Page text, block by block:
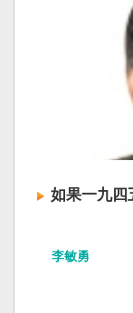
如果一九四
李敏勇